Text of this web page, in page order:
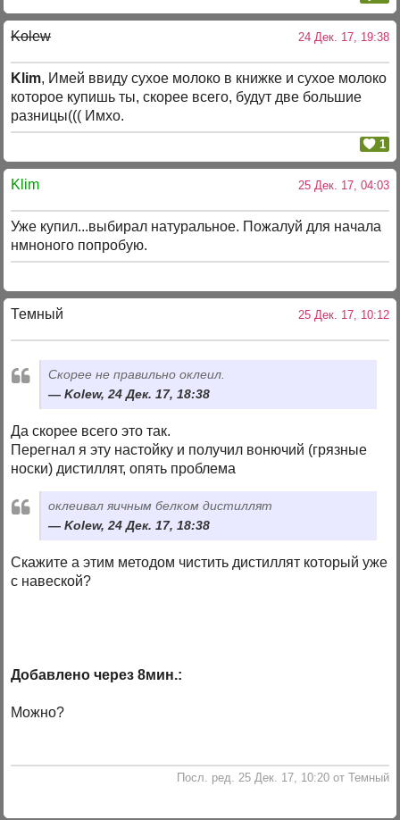
Kolew 24 Дек. 17, 19:38
Klim, Имей ввиду сухое молоко в книжке и сухое молоко
которое купишь ты, скорее всего, будут две большие
разницы((( Имхо.
1
Klim 25 Дек. 17, 04:03
Уже купил...выбирал натуральное. Пожалуй для начала
нмноного попробую.
Темный 25 Дек. 17, 10:12
Скорее не правильно оклеил.
Kolew, 24 Дек. 17, 18:38
Да скорее всего это так.
Перегнал я эту настойку и получил вонючий (грязные
носки) дистиллят, опять проблема
оклеивал яичным белком дистиллят
Kolew, 24 Дек. 17, 18:38
Скажите а этим методом чистить дистиллят который уже
с навеской?
Добавлено через 8мин.:
Можно?
Посл. ред. 25 Дек. 17, 10:20 от Темный